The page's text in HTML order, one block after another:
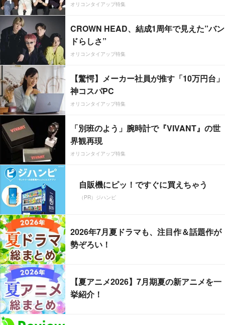
オリコンタイアップ特集
CROWN HEAD、結成1周年で見えた”バン
ドらしさ”
オリコンタイアップ特集
【驚愕】メーカー社員が推す「10万円台」
神コスパPC
オリコンタイアップ特集
「別班のよう」腕時計で『VIVANT』の世
界観再現
オリコンタイアップ特集
自販機にピッ！ですぐに買えちゃう
（PR）ジハンピ
2026年7月夏ドラマも、注目作＆話題作が
勢ぞろい！
【夏アニメ2026】7月期夏の新アニメを一
挙紹介！